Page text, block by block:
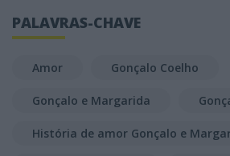
PALAVRAS-CHAVE
Amor Gonçalo Coelho
Gonçalo e Margarida
História de amor Gonçalo e